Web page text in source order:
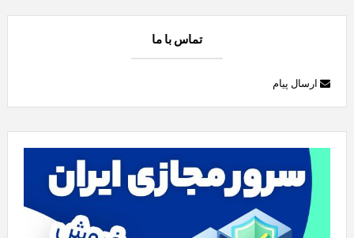
تماس با ما
ارسال پیام